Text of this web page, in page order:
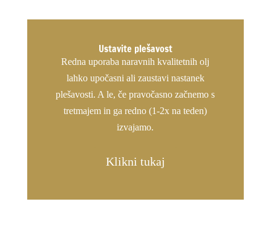
Ustavite plešavost
Redna uporaba naravnih kvalitetnih olj
lahko upočasni ali zaustavi nastanek
plešavosti. A le, če pravočasno začnemo s
tretmajem in ga redno (1-2x na teden)
izvajamo.
Klikni tukaj